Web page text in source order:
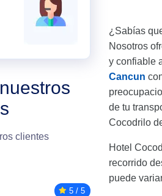
¿Sabías
Nosotros
y confiable
Cancun
de tu
Cocodrilo
Hotel
recorrido
puede
clientes
5 / 5